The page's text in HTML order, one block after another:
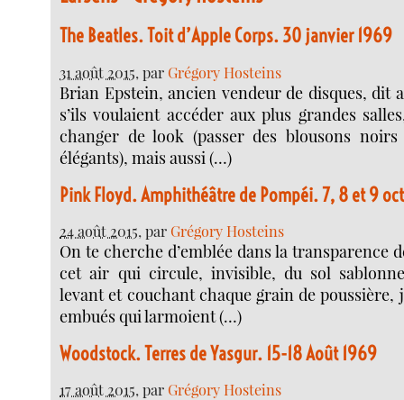
The Beatles. Toit d’Apple Corps. 30 janvier 1969
31 août 2015, par Grégory Hosteins
Brian Epstein, ancien vendeur de disques, dit
s’ils voulaient accéder aux plus grandes
changer de look (passer des blousons noirs
élégants), mais aussi (…)
Pink Floyd. Amphithéâtre de Pompéi. 7, 8 et 9
24 août 2015, par Grégory Hosteins
On te cherche d’emblée dans la transparence
cet air qui circule, invisible, du sol
levant et couchant chaque grain de poussière,
embués qui larmoient (…)
Woodstock. Terres de Yasgur. 15-18 Août 1969
17 août 2015, par Grégory Hosteins